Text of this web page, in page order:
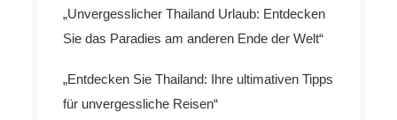
„Unvergesslicher Thailand Urlaub: Entdecken
Sie das Paradies am anderen Ende der Welt“
„Entdecken Sie Thailand: Ihre ultimativen Tipps
für unvergessliche Reisen“